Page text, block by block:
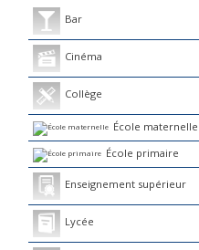
Bar
Cinéma
Collège
École maternelle
École primaire
Enseignement supérieur
Lycée